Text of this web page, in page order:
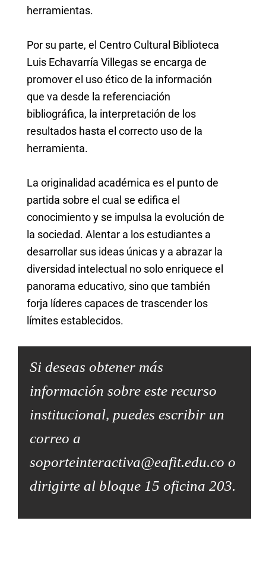
herramientas.
Por su parte, el Centro Cultural Biblioteca
Luis Echavarría Villegas se encarga de
promover el uso ético de la información
que va desde la referenciación
bibliográfica, la interpretación de los
resultados hasta el correcto uso de la
herramienta.
La originalidad académica es el punto de
partida sobre el cual se edifica el
conocimiento y se impulsa la evolución de
la sociedad. Alentar a los estudiantes a
desarrollar sus ideas únicas y a abrazar la
diversidad intelectual no solo enriquece el
panorama educativo, sino que también
forja líderes capaces de trascender los
límites establecidos.
Si deseas obtener más
información sobre este recurso
institucional, puedes escribir un
correo a
soporteinteractiva@eafit.edu.co o
dirigirte al bloque 15 oficina 203.